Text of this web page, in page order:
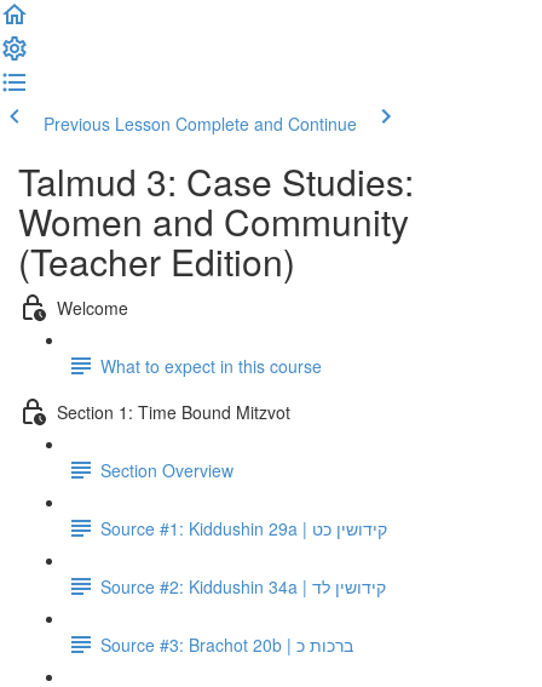
Previous Lesson Complete and Continue
Talmud 3: Case Studies:
Women and Community
(Teacher Edition)
Welcome
What to expect in this course
Section 1: Time Bound Mitzvot
Section Overview
Source #1: Kiddushin 29a | קידושין כט
Source #2: Kiddushin 34a | קידושין לד
Source #3: Brachot 20b | ברכות כ